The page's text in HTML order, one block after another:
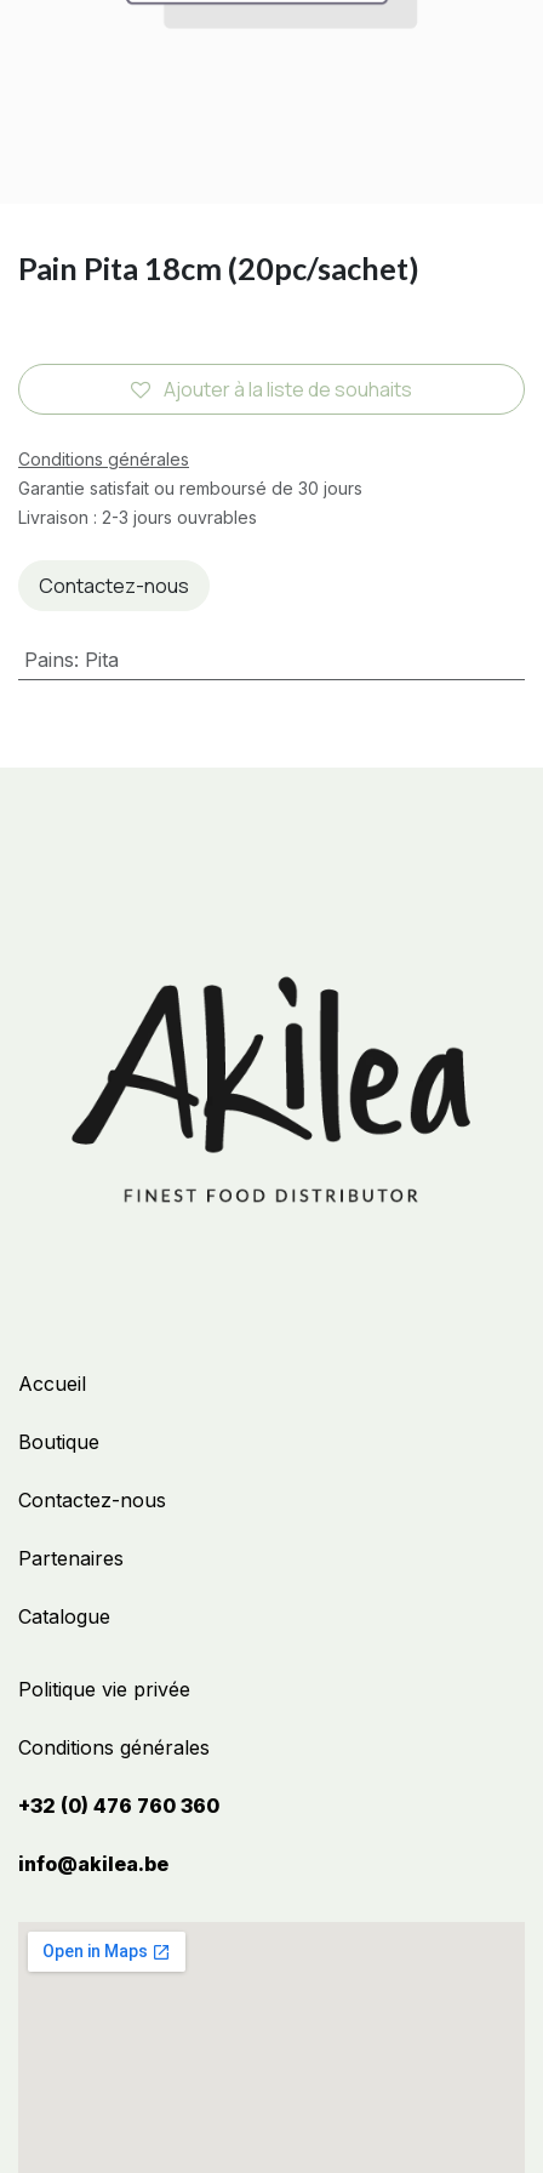
Pain Pita 18cm (20pc/sachet)
Ajouter à la liste de souhaits
Conditions générales
Garantie satisfait ou remboursé de 30 jours
Livraison : 2-3 jours ouvrables
Contactez-nous
Pains: Pita
Politique vie privée
Conditions générales
+32 (0) 476 760 360
info@akilea.be​
Accueil
Boutique
Contactez-nous
Partenaires
Catalogue